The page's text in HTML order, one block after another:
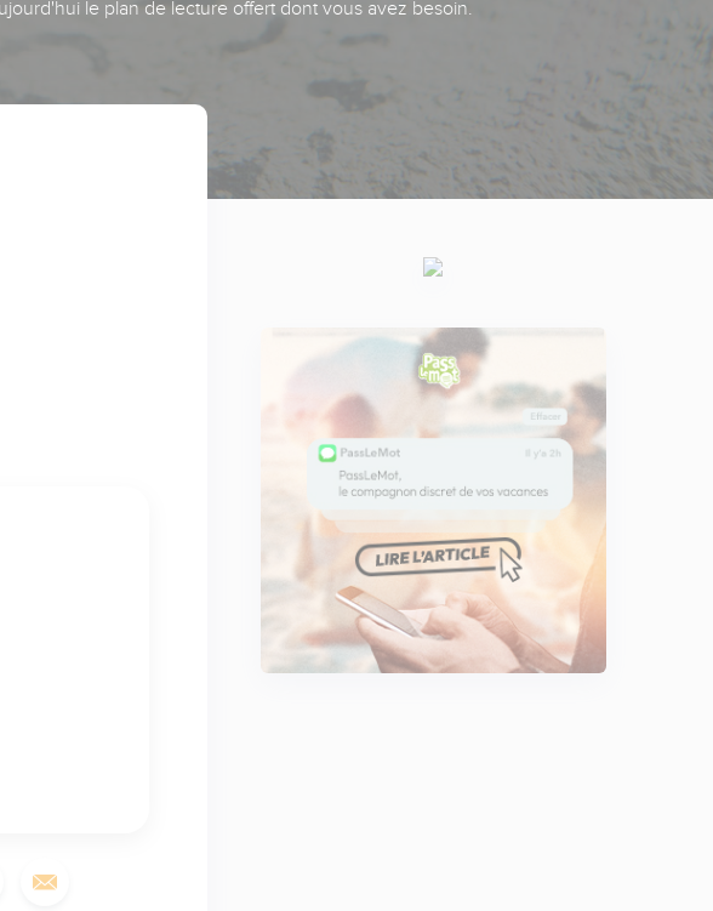
le plan de lecture offert dont vous avez besoin.